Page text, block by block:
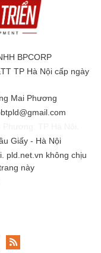
BPCORP
TP Hà Nội cấp ngày
Mai Phương
Giấy - Hà Nội
pld.net.vn không chịu
này